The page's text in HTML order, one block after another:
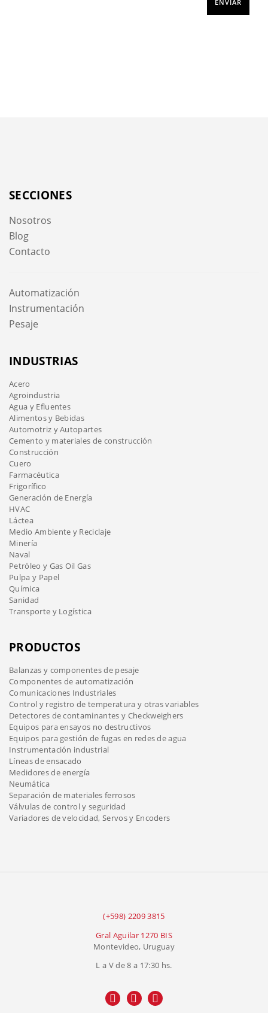
SECCIONES
Nosotros
Blog
Contacto
Automatización
Instrumentación
Pesaje
INDUSTRIAS
Acero
Agroindustria
Agua y Efluentes
Alimentos y Bebidas
Automotriz y Autopartes
Cemento y materiales de construcción
Construcción
Cuero
Farmacéutica
Frigorífico
Generación de Energía
HVAC
Láctea
Medio Ambiente y Reciclaje
Minería
Naval
Petróleo y Gas Oil Gas
Pulpa y Papel
Química
Sanidad
Transporte y Logística
PRODUCTOS
Balanzas y componentes de pesaje
Componentes de automatización
Comunicaciones Industriales
Control y registro de temperatura y otras variables
Detectores de contaminantes y Checkweighers
Equipos para ensayos no destructivos
Equipos para gestión de fugas en redes de agua
Instrumentación industrial
Líneas de ensacado
Medidores de energía
Neumática
Separación de materiales ferrosos
Válvulas de control y seguridad
Variadores de velocidad, Servos y Encoders
(+598) 2209 3815
Gral Aguilar 1270 BIS
Montevideo, Uruguay
L a V de 8 a 17:30 hs.